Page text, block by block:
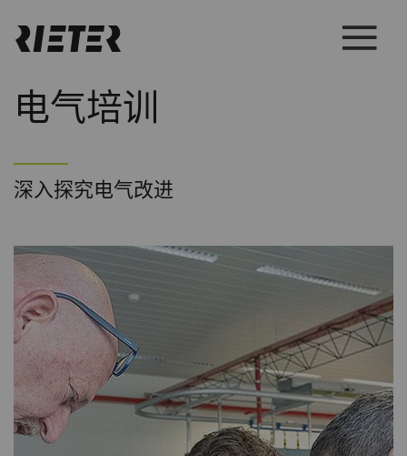
电气培训
深入探究电气改进